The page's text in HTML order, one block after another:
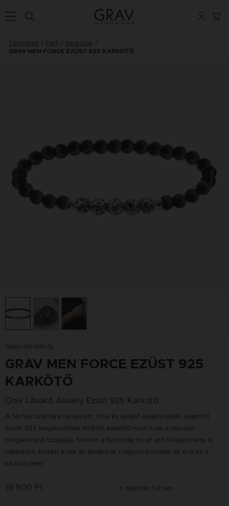
Termékek Férfi Karkötők
GRAV MEN FORCE EZÜST 925 KARKÖTŐ
GRAV-BR-930-SI
GRAV MEN FORCE EZÜST 925
KARKÖTŐ
Onix Lávakő Ásvány Ezüst 925 Karkötő
A férfiak számára tervezett, ónix és lávakő ásványokkal, valamint
ezüst 925 kiegészítővel ellátott karkötő nem csak a stílusos
megjelenést szolgálja, hanem a bátorság és az erő kifejezésére is
tökéletes, hiszen ezek az ásványok hagyományosan az erő és a
kitartás jelei.
19 900 Ft Szállítás: 1-3 nap